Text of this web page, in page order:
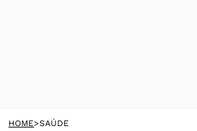
HOME>SAÚDE